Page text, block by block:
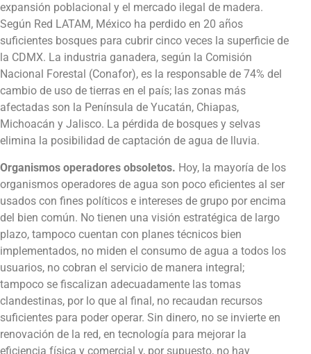
expansión poblacional y el mercado ilegal de madera.
Según Red LATAM, México ha perdido en 20 años
suficientes bosques para cubrir cinco veces la superficie de
la CDMX. La industria ganadera, según la Comisión
Nacional Forestal (Conafor), es la responsable de 74% del
cambio de uso de tierras en el país; las zonas más
afectadas son la Península de Yucatán, Chiapas,
Michoacán y Jalisco. La pérdida de bosques y selvas
elimina la posibilidad de captación de agua de lluvia.
Organismos operadores obsoletos. Hoy, la mayoría de los
organismos operadores de agua son poco eficientes al ser
usados con fines políticos e intereses de grupo por encima
del bien común. No tienen una visión estratégica de largo
plazo, tampoco cuentan con planes técnicos bien
implementados, no miden el consumo de agua a todos los
usuarios, no cobran el servicio de manera integral;
tampoco se fiscalizan adecuadamente las tomas
clandestinas, por lo que al final, no recaudan recursos
suficientes para poder operar. Sin dinero, no se invierte en
renovación de la red, en tecnología para mejorar la
eficiencia física y comercial y, por supuesto, no hay